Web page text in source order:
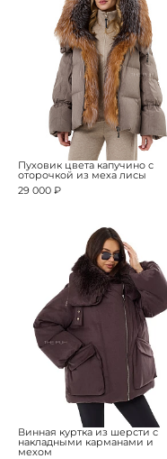
Пуховик цвета капучино с
оторочкой из меха лисы
29 000 ₽
Винная куртка из шерсти с
накладными карманами и
мехом